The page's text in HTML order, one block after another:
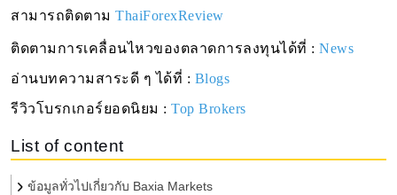
สามารถติดตาม ThaiForexReview
ติดตามการเคลื่อนไหวของตลาดการลงทุนได้ที่ : News
อ่านบทความสาระดี ๆ ได้ที่ : Blogs
รีวิวโบรกเกอร์ยอดนิยม : Top Brokers
List of content
ข้อมูลทั่วไปเกี่ยวกับ Baxia Markets